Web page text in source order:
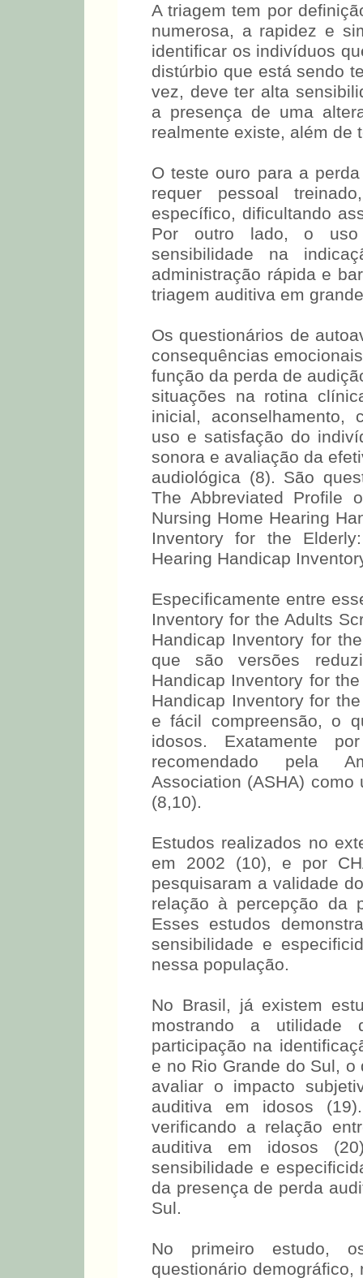
A triagem tem por
numerosa, a rapidez e
identificar os indivíduos
distúrbio que está sendo
vez, deve ter alta
a presença de uma
realmente existe, além de
O teste ouro para a
requer pessoal
específico, dificultando
Por outro lado, o
sensibilidade na
administração rápida e
triagem auditiva em
Os questionários de
consequências
em função da perda de
diversas situações na
entrevista inicial,
benefício, uso e
amplificação sonora e
de reabilitação
para este fim os The
APHAB, The Nursing
Hearing Handicap
HHIE-S, The Hearing
Especificamente entre
Inventory for the Adults
Handicap Inventory for
que são versões
Handicap Inventory for
Handicap Inventory for
e fácil compreensão, o
idosos. Exatamente
recomendado pela
Association (ASHA)
Estudos realizados no
em 2002 (10), e por
pesquisaram a validade
relação à percepção da
Esses estudos
sensibilidade e
No Brasil, já existem
mostrando a utilidade
participação na
e no Rio Grande do Sul,
avaliar o impacto
auditiva em idosos
verificando a relação
auditiva em idosos
sensibilidade e
da presença de perda
No primeiro estudo,